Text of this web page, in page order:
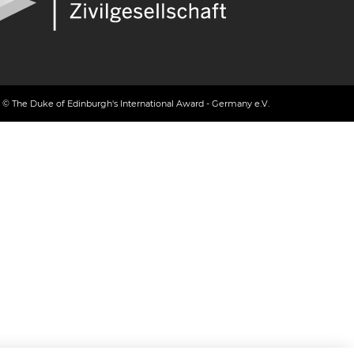
© The Duke of Edinburgh's International Award - Germany e.V.